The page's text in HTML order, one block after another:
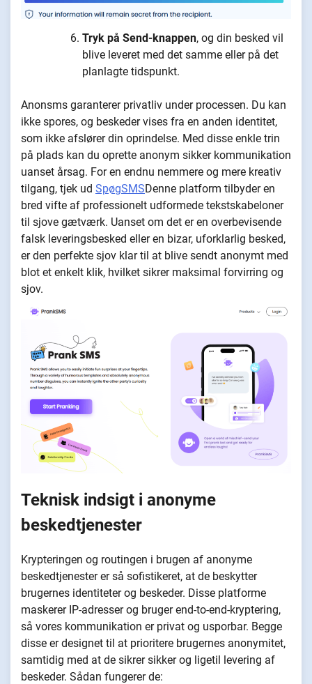
Tryk på Send-knappen, og din besked vil
blive leveret med det samme eller på det
planlagte tidspunkt.
Anonsms garanterer privatliv under processen. Du kan
ikke spores, og beskeder vises fra en anden identitet,
som ikke afslører din oprindelse. Med disse enkle trin
på plads kan du oprette anonym sikker kommunikation
uanset årsag. For en endnu nemmere og mere kreativ
tilgang, tjek ud SpøgSMSDenne platform tilbyder en
bred vifte af professionelt udformede tekstskabeloner
til sjove gætværk. Uanset om det er en overbevisende
falsk leveringsbesked eller en bizar, uforklarlig besked,
er den perfekte sjov klar til at blive sendt anonymt med
blot et enkelt klik, hvilket sikrer maksimal forvirring og
sjov.
Teknisk indsigt i anonyme
beskedtjenester
Krypteringen og routingen i brugen af anonyme
beskedtjenester er så sofistikeret, at de beskytter
brugernes identiteter og beskeder. Disse platforme
maskerer IP-adresser og bruger end-to-end-kryptering,
så vores kommunikation er privat og usporbar. Begge
disse er designet til at prioritere brugernes anonymitet,
samtidig med at de sikrer sikker og ligetil levering af
beskeder. Sådan fungerer de: